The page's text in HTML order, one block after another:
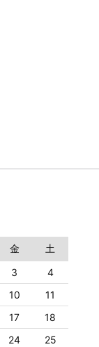
金
土
3
4
10
11
17
18
24
25